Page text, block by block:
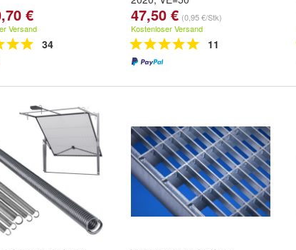
€
Versand
34
47,50 € (0,95 €/Stk)
Kostenloser Versand
11